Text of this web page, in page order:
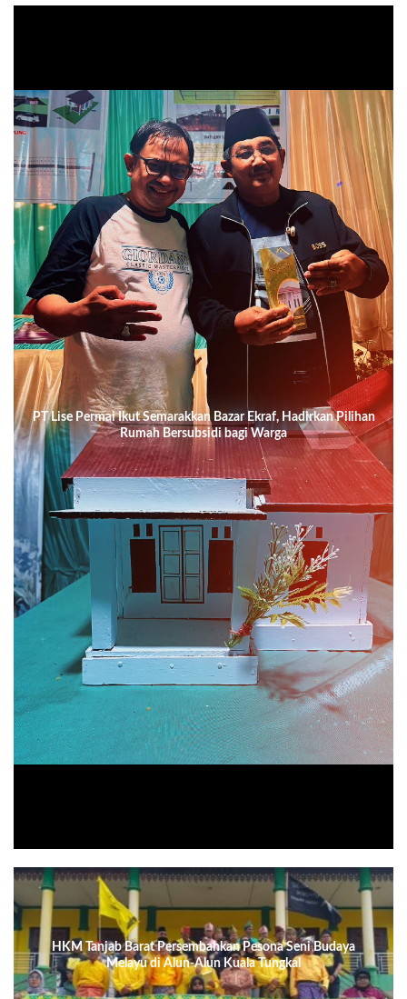
PT Lise Permai Ikut Semarakkan Bazar Ekraf, Hadirkan Pilihan
Rumah Bersubsidi bagi Warga
HKM Tanjab Barat Persembahkan Pesona Seni Budaya
Melayu di Alun-Alun Kuala Tungkal